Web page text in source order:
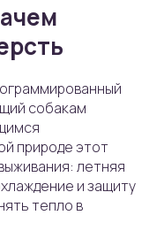
собакам
природе этот
летняя
и защиту
тепло в